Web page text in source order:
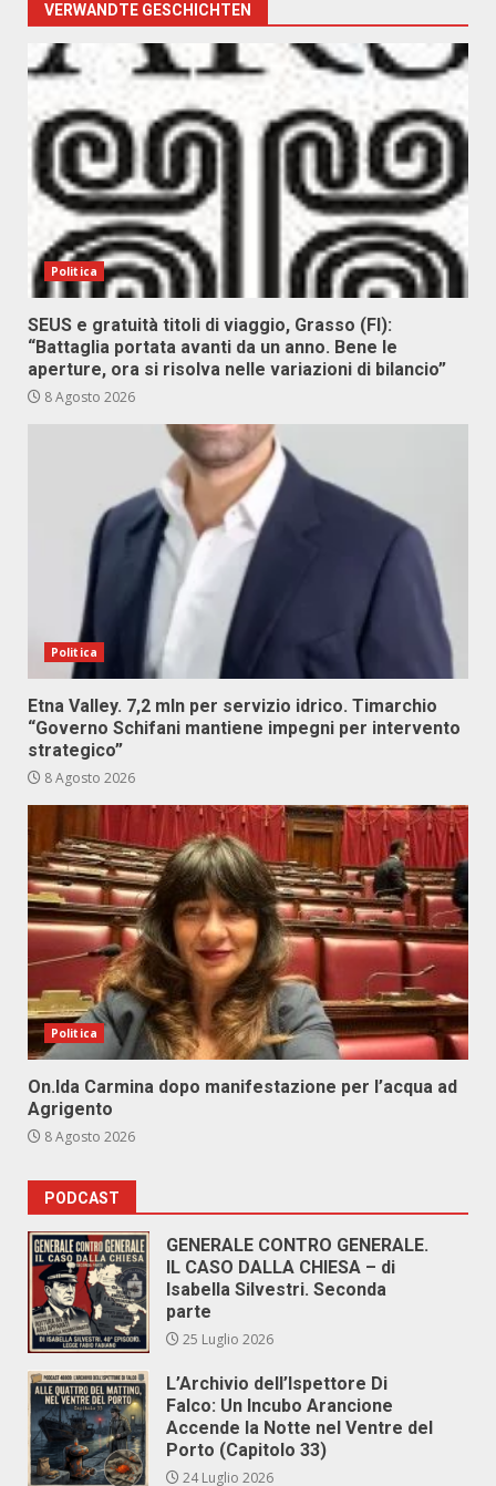
VERWANDTE GESCHICHTEN
Politica
SEUS e gratuità titoli di viaggio, Grasso (FI):
“Battaglia portata avanti da un anno. Bene le
aperture, ora si risolva nelle variazioni di bilancio”
8 Agosto 2026
Politica
Etna Valley. 7,2 mln per servizio idrico. Timarchio
“Governo Schifani mantiene impegni per intervento
strategico”
8 Agosto 2026
Politica
On.Ida Carmina dopo manifestazione per l’acqua ad
Agrigento
8 Agosto 2026
PODCAST
GENERALE CONTRO GENERALE.
IL CASO DALLA CHIESA – di
Isabella Silvestri. Seconda
parte
25 Luglio 2026
L’Archivio dell’Ispettore Di
Falco: Un Incubo Arancione
Accende la Notte nel Ventre del
Porto (Capitolo 33)
24 Luglio 2026